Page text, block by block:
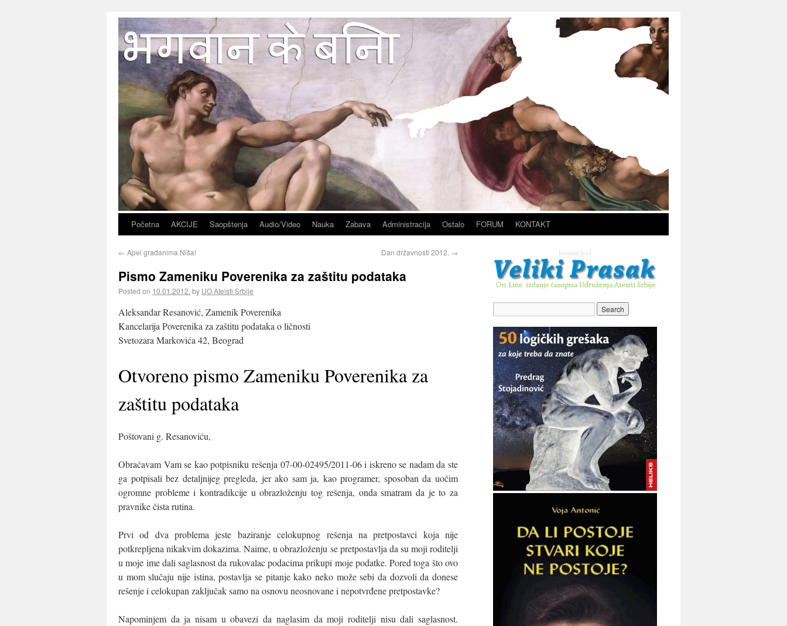
Početna AKCIJE Saopštenja Audio/Video Nauka Zabava Administracija Ostalo FORUM KONTAKT
← Apel građanima Niša! Dan državnosti 2012. →
Pismo Zameniku Poverenika za zaštitu podataka
Posted on 10.01.2012. by UO Ateisti Srbije
Aleksandar Resanović, Zamenik Poverenika
Kancelarija Poverenika za zaštitu podataka o ličnosti
Svetozara Markovića 42, Beograd
Otvoreno pismo Zameniku Poverenika za
zaštitu podataka
Poštovani g. Resanoviću,
Obraćavam Vam se kao potpisniku rešenja 07-00-02495/2011-06 i iskreno se nadam da ste
ga potpisali bez detaljnijeg pregleda, jer ako sam ja, kao programer, sposoban da uočim
ogromne probleme i kontradikcije u obrazloženju tog rešenja, onda smatram da je to za
pravnike čista rutina.
Prvi od dva problema jeste baziranje celokupnog rešenja na pretpostavci koja nije
potkrepljena nikakvim dokazima. Naime, u obrazloženju se pretpostavlja da su moji roditelji
u moje ime dali saglasnost da rukovalac podacima prikupi moje podatke. Pored toga što ovo
u mom slučaju nije istina, postavlja se pitanje kako neko može sebi da dozvoli da donese
rešenje i celokupan zaključak samo na osnovu neosnovane i nepotvrđene pretpostavke?
Napominjem da ja nisam u obavezi da naglasim da moji roditelji nisu dali saglasnost.
konami kod